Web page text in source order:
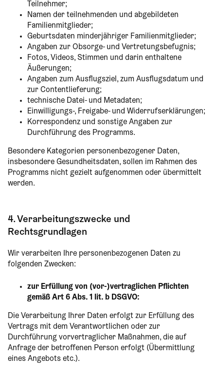
Teilnehmer;
Namen der teilnehmenden und abgebildeten
Familienmitglieder;
Geburtsdaten minderjähriger Familienmitglieder;
Angaben zur Obsorge- und Vertretungsbefugnis;
Fotos, Videos, Stimmen und darin enthaltene
Äußerungen;
Angaben zum Ausflugsziel, zum Ausflugsdatum und
zur Contentlieferung;
technische Datei- und Metadaten;
Einwilligungs-, Freigabe- und Widerrufserklärungen;
Korrespondenz und sonstige Angaben zur
Durchführung des Programms.
Besondere Kategorien personenbezogener Daten,
insbesondere Gesundheitsdaten, sollen im Rahmen des
Programms nicht gezielt aufgenommen oder übermittelt
werden.
4. Verarbeitungszwecke und
Rechtsgrundlagen
Wir verarbeiten Ihre personenbezogenen Daten zu
folgenden Zwecken:
zur Erfüllung von (vor-)vertraglichen Pflichten
gemäß Art 6 Abs. 1 lit. b DSGVO:
Die Verarbeitung Ihrer Daten erfolgt zur Erfüllung des
Vertrags mit dem Verantwortlichen oder zur
Durchführung vorvertraglicher Maßnahmen, die auf
Anfrage der betroffenen Person erfolgt (Übermittlung
eines Angebots etc.).